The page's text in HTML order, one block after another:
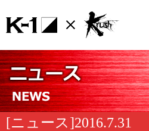
[ニュース]2016.7.31